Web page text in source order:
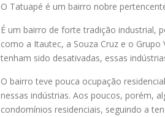
O Tatuapé é um bairro nobre
É um bairro de forte tradição industrial,
como a Itautec, a Souza Cruz e o
tenham sido desativadas, essas
O bairro teve pouca ocupação
nessas indústrias. Aos poucos, porém,
condomínios residenciais, seguindo a